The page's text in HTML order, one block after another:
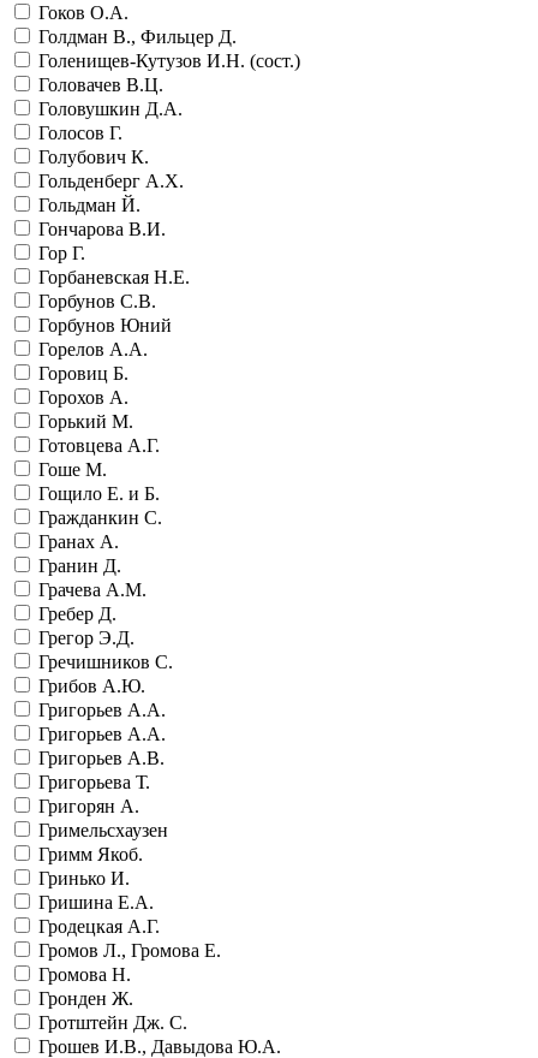
Гоков О.А.
Голдман В., Фильцер Д.
Голенищев-Кутузов И.Н. (сост.)
Головачев В.Ц.
Головушкин Д.А.
Голосов Г.
Голубович К.
Гольденберг А.Х.
Гольдман Й.
Гончарова В.И.
Гор Г.
Горбаневская Н.Е.
Горбунов С.В.
Горбунов Юний
Горелов А.А.
Горовиц Б.
Горохов А.
Горький М.
Готовцева А.Г.
Гоше М.
Гощило Е. и Б.
Гражданкин С.
Гранах А.
Гранин Д.
Грачева А.М.
Гребер Д.
Грегор Э.Д.
Гречишников С.
Грибов А.Ю.
Григорьев А.А.
Григорьев А.А.
Григорьев А.В.
Григорьева Т.
Григорян А.
Гримельсхаузен
Гримм Якоб.
Гринько И.
Гришина Е.А.
Гродецкая А.Г.
Громов Л., Громова Е.
Громова Н.
Гронден Ж.
Гротштейн Дж. С.
Грошев И.В., Давыдова Ю.А.